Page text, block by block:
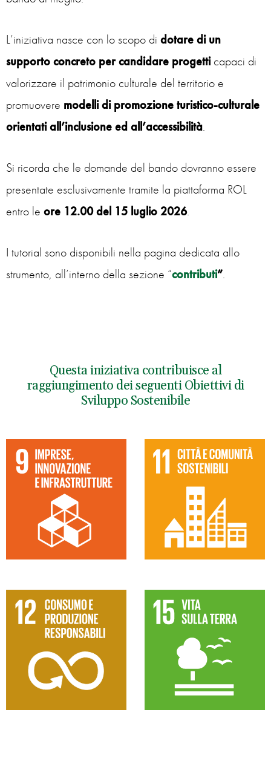
L’iniziativa nasce con lo scopo di dotare di un
supporto concreto per candidare progetticapaci di
valorizzare il patrimonio culturale del territorio e
promuovere modelli di promozione turistico-culturale
orientati all’inclusione ed all’accessibilità.
Si ricorda che le domande del bando dovranno essere
presentate esclusivamente tramite la piattaforma ROL
entro le ore 12.00 del 15 luglio 2026.
I tutorial sono disponibili nella pagina dedicata allo
strumento, all’interno della sezione “contributi”.
Questa iniziativa contribuisce al
raggiungimento dei seguenti Obiettivi di
Sviluppo Sostenibile